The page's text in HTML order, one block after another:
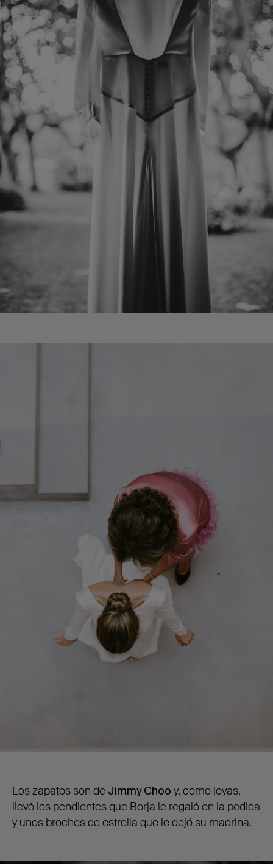
Los zapatos son de Jimmy Choo y, como joyas,
llevó los pendientes que Borja le regaló en la pedida
y unos broches de estrella que le dejó su madrina.